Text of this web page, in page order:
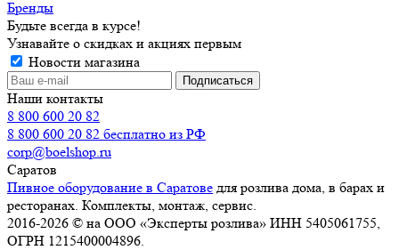
Бренды
Будьте всегда в курсе!
Узнавайте о скидках и акциях первым
Новости магазина
Наши контакты
8 800 600 20 82
8 800 600 20 82 бесплатно из РФ
corp@boelshop.ru
Саратов
Пивное оборудование в Саратове для розлива дома, в барах и
ресторанах. Комплекты, монтаж, сервис.
2016-2026 © на ООО «Эксперты розлива» ИНН 5405061755,
ОГРН 1215400004896.